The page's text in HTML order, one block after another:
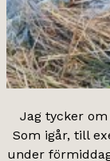
Jag tycker
Som igår, till
under